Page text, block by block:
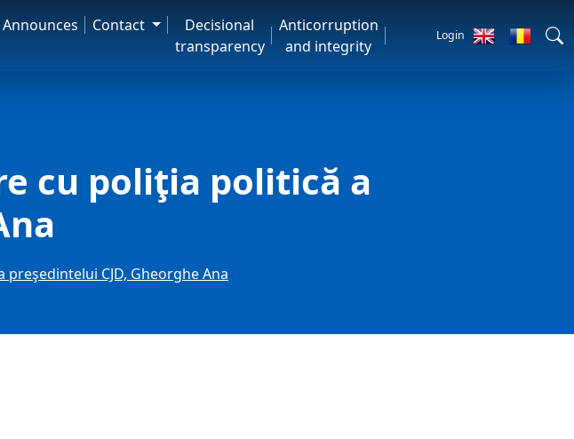
Announces Contact
Decisional
transparency
Anticorruption
and integrity
Login
cu poliţia politică a
CJD, Gheorghe Ana